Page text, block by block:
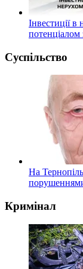
Інвестиції в
потенціалом
Суспільство
На
Кримінал